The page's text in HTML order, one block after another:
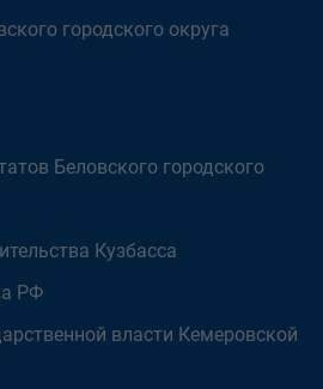
городского округа
Беловского городского
Кузбасса
РФ
власти Кемеровской